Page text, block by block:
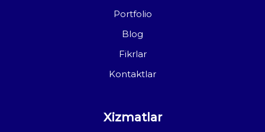
Portfolio
Blog
Fikrlar
Kontaktlar
Xizmatlar